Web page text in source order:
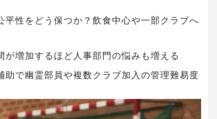
平性をどう保つか？飲食中心や一部クラブへ
が増加するほど人事部門の悩みも増える
助で幽霊部員や複数クラブ加入の管理難易度